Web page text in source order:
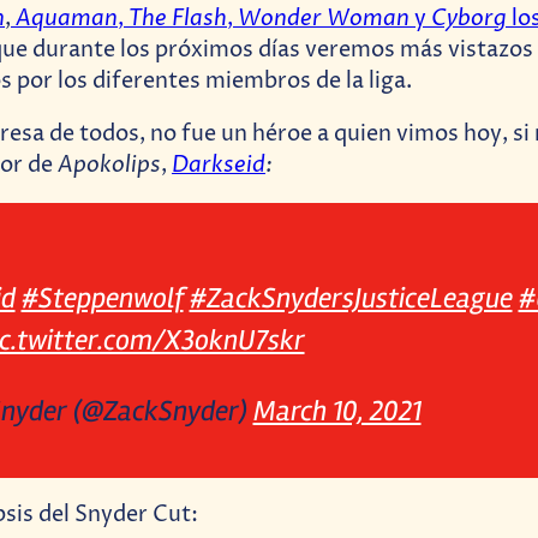
, Aquaman,The Flash,Wonder WomanyCyborg
durante los próximos días veremos más vistazos
por los diferentes miembros de la liga.
de todos, no fue un héroe a quien vimos hoy, si
deApokolips, Darkseid:
#Steppenwolf#ZackSnydersJusticeLeague
X3oknU7skr
(@ZackSnyder) March 10, 2021
del Snyder Cut: